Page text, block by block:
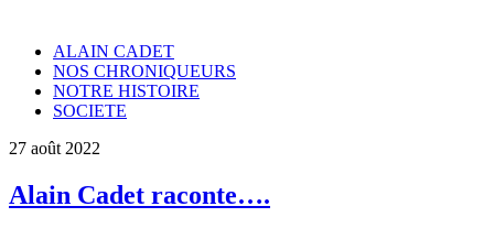
ALAIN CADET
NOS CHRONIQUEURS
NOTRE HISTOIRE
SOCIETE
27 août 2022
Alain Cadet raconte….